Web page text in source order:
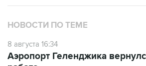
НОВОСТИ ПО ТЕМЕ
8 августа 16:34
Аэропорт Геленджика